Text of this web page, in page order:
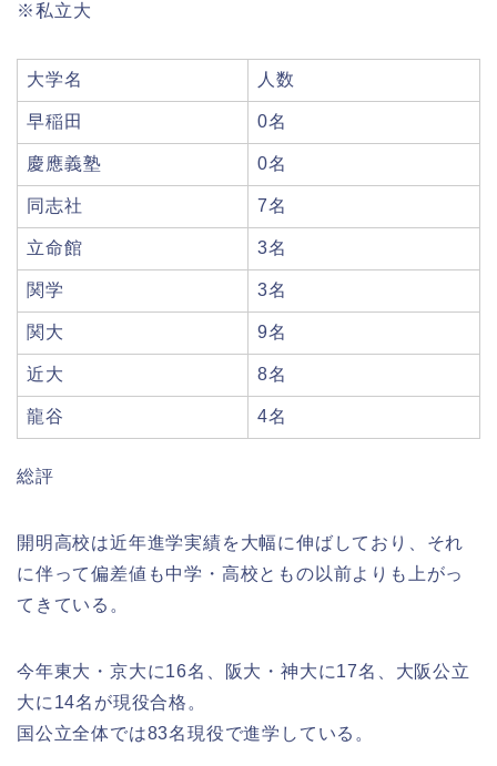
※私立大
大学名 人数
早稲田 0名
慶應義塾 0名
同志社 7名
立命館 3名
関学 3名
関大 9名
近大 8名
龍谷 4名
総評
開明高校は近年進学実績を大幅に伸ばしており、それ
に伴って偏差値も中学・高校ともの以前よりも上がっ
てきている。
今年東大・京大に16名、阪大・神大に17名、大阪公立
大に14名が現役合格。
国公立全体では83名現役で進学している。